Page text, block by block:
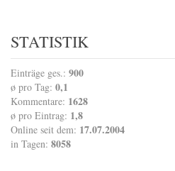
STATISTIK
Einträge ges.: 900
ø pro Tag: 0,1
Kommentare: 1628
ø pro Eintrag: 1,8
Online seit dem: 17.07.2004
in Tagen: 8058